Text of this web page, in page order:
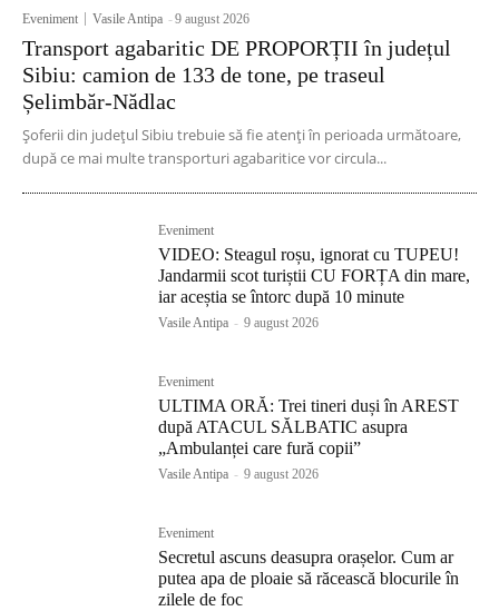
Eveniment Vasile Antipa -9 august 2026
Transport agabaritic DE PROPORȚII în județul
Sibiu: camion de 133 de tone, pe traseul
Șelimbăr-Nădlac
Șoferii din județul Sibiu trebuie să fie atenți în perioada următoare,
după ce mai multe transporturi agabaritice vor circula...
Eveniment
VIDEO: Steagul roșu, ignorat cu TUPEU!
Jandarmii scot turiștii CU FORȚA din mare,
iar aceștia se întorc după 10 minute
Vasile Antipa - 9 august 2026
Eveniment
ULTIMA ORĂ: Trei tineri duși în AREST
după ATACUL SĂLBATIC asupra
„Ambulanței care fură copii”
Vasile Antipa - 9 august 2026
Eveniment
Secretul ascuns deasupra orașelor. Cum ar
putea apa de ploaie să răcească blocurile în
zilele de foc